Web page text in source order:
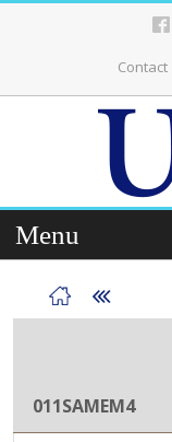
Contact
Menu
011SAMEM4